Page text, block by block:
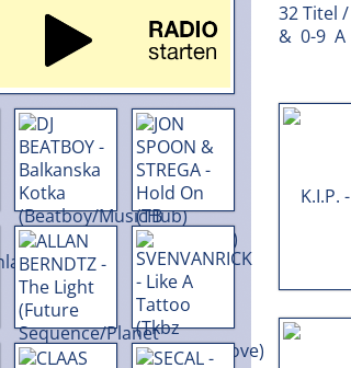
32 Titel
& 0-9 A